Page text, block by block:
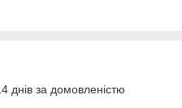
днів за домовленістю